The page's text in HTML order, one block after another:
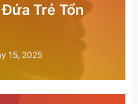
Trẻ Tổn
15, 2025